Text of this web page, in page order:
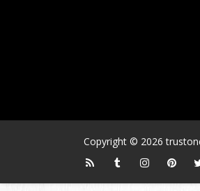
Copyright © 2026